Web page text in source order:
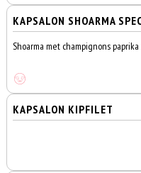
KAPSALON SHOARMA
Shoarma met champignons
KAPSALON KIPFILET